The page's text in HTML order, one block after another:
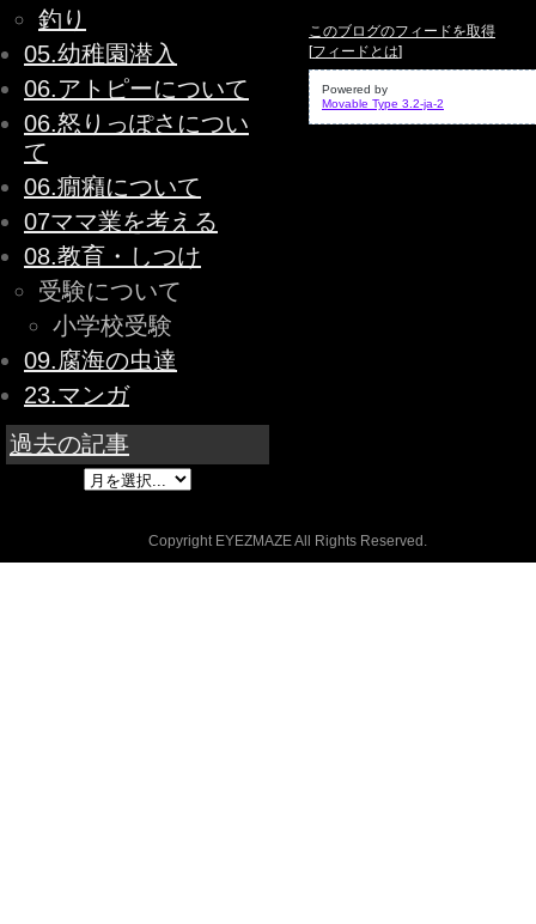
釣り
05.幼稚園潜入
06.アトピーについて
06.怒りっぽさについ
て
06.癇癪について
07ママ業を考える
08.教育・しつけ
受験について
小学校受験
09.腐海の虫達
23.マンガ
過去の記事
このブログのフィードを取得
[フィードとは]
Powered by
Movable Type 3.2-ja-2
Copyright EYEZMAZE All Rights Reserved.